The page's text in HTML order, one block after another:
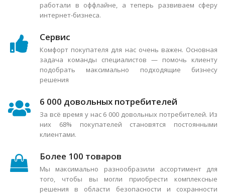
работали в оффлайне, а теперь развиваем сферу
интернет-бизнеса.
Сервис
Комфорт покупателя для нас очень важен. Основная
задача команды специалистов — помочь клиенту
подобрать максимально подходящие бизнесу
решения
6 000 довольных потребителей
За всё время у нас 6 000 довольных потребителей. Из
них 68% покупателей становятся постоянными
клиентами.
Более 100 товаров
Мы максимально разнообразили ассортимент для
того, чтобы вы могли приобрести комплексные
решения в области безопасности и сохранности